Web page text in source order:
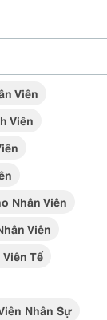
Viên
Viên
Nhân Viên
Viên
Tế
Nhân Sự